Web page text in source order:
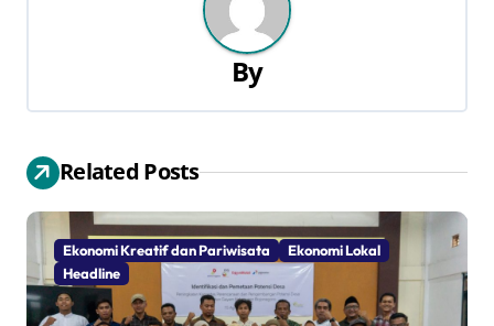
i
p
o
s
By
Related Posts
Ekonomi Kreatif dan Pariwisata
Ekonomi Lokal
Headline